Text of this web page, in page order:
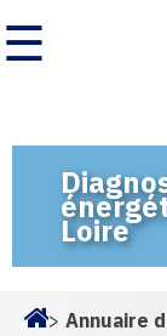
☰
Loire
> Annuaire